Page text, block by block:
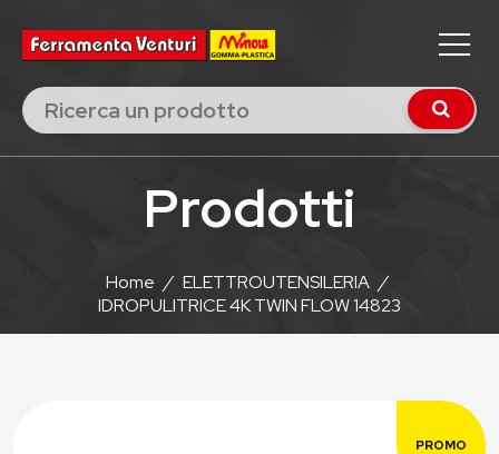
Prodotti
Home / ELETTROUTENSILERIA /
IDROPULITRICE 4K TWIN FLOW 14823
PROMO